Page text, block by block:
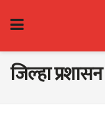
जिल्हा प्रशासन